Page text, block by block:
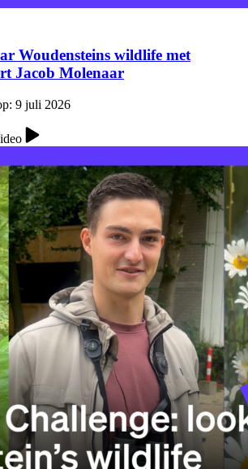
Woudensteins wildlife met
Jacob Molenaar
9 juli 2026